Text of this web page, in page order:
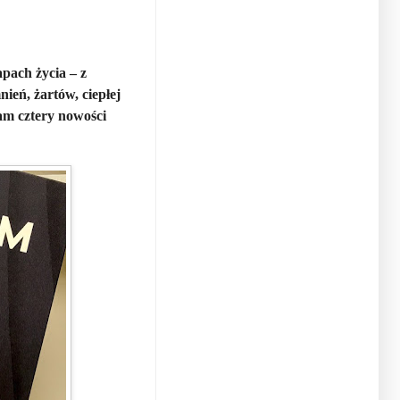
życia – z
żartów, ciepłej
cztery nowości